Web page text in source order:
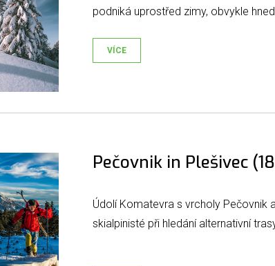
podniká uprostřed zimy, obvykle
VÍCE
Pečovnik in Plešivec
Údolí Komatevra s vrcholy Pečovnik
skialpinisté při hledání alternativní